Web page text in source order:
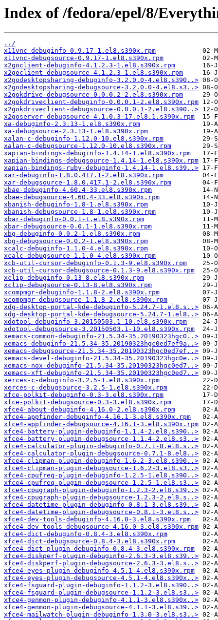
Index of /fedora/epel/8/
../
x11vnc-debuginfo-0.9.17-1.el8.s390x.rpm
x11vnc-debugsource-0.9.17-1.el8.s390x.rpm
x2goclient-debuginfo-4.1.2.3-1.el8.s390x.rpm
x2goclient-debugsource-4.1.2.3-1.el8.s390x.rpm
x2godesktopsharing-debuginfo-3.2.0.0-4.el8.s390..>
x2godesktopsharing-debugsource-3.2.0.0-4.el8.s3..>
x2gokdrive-debugsource-0.0.0.2-2.el8.s390x.rpm
x2gokdriveclient-debuginfo-0.0.0.1-2.el8.s390x.rpm
x2gokdriveclient-debugsource-0.0.0.1-2.el8.s390..>
x2goserver-debugsource-4.1.0.3-17.el8.1.s390x.rpm
xa-debuginfo-2.3.13-1.el8.s390x.rpm
xa-debugsource-2.3.13-1.el8.s390x.rpm
xalan-c-debuginfo-1.12.0-10.el8.s390x.rpm
xalan-c-debugsource-1.12.0-10.el8.s390x.rpm
xapian-bindings-debuginfo-1.4.14-1.el8.s390x.rpm
xapian-bindings-debugsource-1.4.14-1.el8.s390x.rpm
xapian-bindings-ruby-debuginfo-1.4.14-1.el8.s39..>
xar-debuginfo-1.8.0.417.1-2.el8.s390x.rpm
xar-debugsource-1.8.0.417.1-2.el8.s390x.rpm
xbae-debuginfo-4.60.4-33.el8.s390x.rpm
xbae-debugsource-4.60.4-33.el8.s390x.rpm
xbanish-debuginfo-1.8-1.el8.s390x.rpm
xbanish-debugsource-1.8-1.el8.s390x.rpm
xbar-debuginfo-0.0.1-1.el8.s390x.rpm
xbar-debugsource-0.0.1-1.el8.s390x.rpm
xbg-debuginfo-0.0.2-1.el8.s390x.rpm
xbg-debugsource-0.0.2-1.el8.s390x.rpm
xcalc-debuginfo-1.1.0-4.el8.s390x.rpm
xcalc-debugsource-1.1.0-4.el8.s390x.rpm
xcb-util-cursor-debuginfo-0.1.3-9.el8.s390x.rpm
xcb-util-cursor-debugsource-0.1.3-9.el8.s390x.rpm
xclip-debuginfo-0.13-8.el8.s390x.rpm
xclip-debugsource-0.13-8.el8.s390x.rpm
xcompmgr-debuginfo-1.1.8-2.el8.s390x.rpm
xcompmgr-debugsource-1.1.8-2.el8.s390x.rpm
xdg-desktop-portal-kde-debuginfo-5.24.7-1.el8.s..>
xdg-desktop-portal-kde-debugsource-5.24.7-1.el8..>
xdotool-debuginfo-3.20150503.1-10.el8.s390x.rpm
xdotool-debugsource-3.20150503.1-10.el8.s390x.rpm
xemacs-common-debuginfo-21.5.34-35.20190323hgc0..>
xemacs-debuginfo-21.5.34-35.20190323hgc0ed7ef9a..>
xemacs-debugsource-21.5.34-35.20190323hgc0ed7ef..>
xemacs-devel-debuginfo-21.5.34-35.20190323hgc0e..>
xemacs-nox-debuginfo-21.5.34-35.20190323hgc0ed7..>
xemacs-xft-debuginfo-21.5.34-35.20190323hgc0ed7..>
xerces-c-debuginfo-3.2.5-1.el8.s390x.rpm
xerces-c-debugsource-3.2.5-1.el8.s390x.rpm
xfce-polkit-debuginfo-0.3-3.el8.s390x.rpm
xfce-polkit-debugsource-0.3-3.el8.s390x.rpm
xfce4-about-debuginfo-4.16.0-2.el8.s390x.rpm
xfce4-appfinder-debuginfo-4.16.1-3.el8.s390x.rpm
xfce4-appfinder-debugsource-4.16.1-3.el8.s390x.rpm
xfce4-battery-plugin-debuginfo-1.1.4-2.el8.s390..>
xfce4-battery-plugin-debugsource-1.1.4-2.el8.s3..>
xfce4-calculator-plugin-debuginfo-0.7.1-8.el8.s..>
xfce4-calculator-plugin-debugsource-0.7.1-8.el8..>
xfce4-clipman-plugin-debuginfo-1.6.2-3.el8.s390..>
xfce4-clipman-plugin-debugsource-1.6.2-3.el8.s3..>
xfce4-cpufreq-plugin-debuginfo-1.2.5-1.el8.s390..>
xfce4-cpufreq-plugin-debugsource-1.2.5-1.el8.s3..>
xfce4-cpugraph-plugin-debuginfo-1.2.3-2.el8.s39..>
xfce4-cpugraph-plugin-debugsource-1.2.3-2.el8.s..>
xfce4-datetime-plugin-debuginfo-0.8.1-3.el8.s39..>
xfce4-datetime-plugin-debugsource-0.8.1-3.el8.s..>
xfce4-dev-tools-debuginfo-4.16.0-3.el8.s390x.rpm
xfce4-dev-tools-debugsource-4.16.0-3.el8.s390x.rpm
xfce4-dict-debuginfo-0.8.4-3.el8.s390x.rpm
xfce4-dict-debugsource-0.8.4-3.el8.s390x.rpm
xfce4-dict-plugin-debuginfo-0.8.4-3.el8.s390x.rpm
xfce4-diskperf-plugin-debuginfo-2.6.3-3.el8.s39..>
xfce4-diskperf-plugin-debugsource-2.6.3-3.el8.s..>
xfce4-eyes-plugin-debuginfo-4.5.1-4.el8.s390x.rpm
xfce4-eyes-plugin-debugsource-4.5.1-4.el8.s390x..>
xfce4-fsguard-plugin-debuginfo-1.1.2-3.el8.s390..>
xfce4-fsguard-plugin-debugsource-1.1.2-3.el8.s3..>
xfce4-genmon-plugin-debuginfo-4.1.1-3.el8.s390x..>
xfce4-genmon-plugin-debugsource-4.1.1-3.el8.s39..>
xfce4-mailwatch-plugin-debuginfo-1.3.0-3.el8.s3..>